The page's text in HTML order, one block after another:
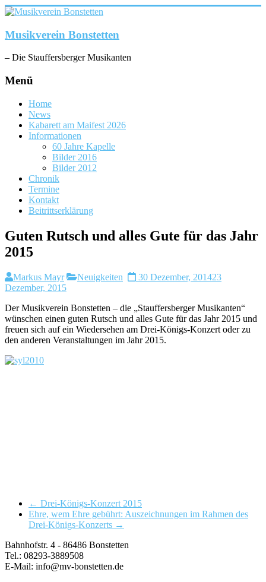
Zum
springen
Musikverein Bonstetten
– Die Stauffersberger Musikanten
Menü
Home
News
Kabarett am Maifest 2026
Informationen
60 Jahre Kapelle
Bilder 2016
Bilder 2012
Chronik
Termine
Kontakt
Beitrittserklärung
Guten Rutsch und alles Gute für das Jahr
2015
Markus Mayr Neuigkeiten 30 Dezember, 201423
Dezember, 2015
Der Musikverein Bonstetten – die „Stauffersberger Musikanten“
wünschen einen guten Rutsch und alles Gute für das Jahr 2015 und
freuen sich auf ein Wiedersehen am Drei-Königs-Konzert oder zu
den anderen Veranstaltungen im Jahr 2015.
← Drei-Königs-Konzert 2015
Ehre, wem Ehre gebührt: Auszeichnungen im Rahmen des
Drei-Königs-Konzerts →
Bahnhofstr. 4 - 86486 Bonstetten
Tel.: 08293-3889508
E-Mail: info@mv-bonstetten.de